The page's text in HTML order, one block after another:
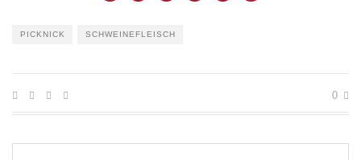
PICKNICK SCHWEINEFLEISCH
0